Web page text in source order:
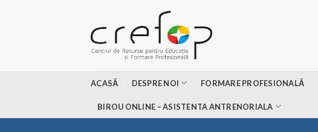
ACASĂ DESPRE NOI FORMARE PROFESIONALĂ
BIROU ONLINE – ASISTENTA ANTRENORIALA